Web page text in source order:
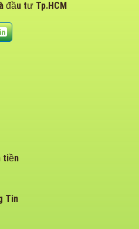
đầu tư Tp.HCM
tiền
Tin